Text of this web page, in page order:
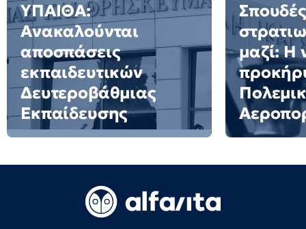
ΥΠΑΙΘΑ:
Ανακαλούνται
αποσπάσεις
εκπαιδευτικών
Δευτεροβάθμιας
Εκπαίδευσης
μαζί: Η